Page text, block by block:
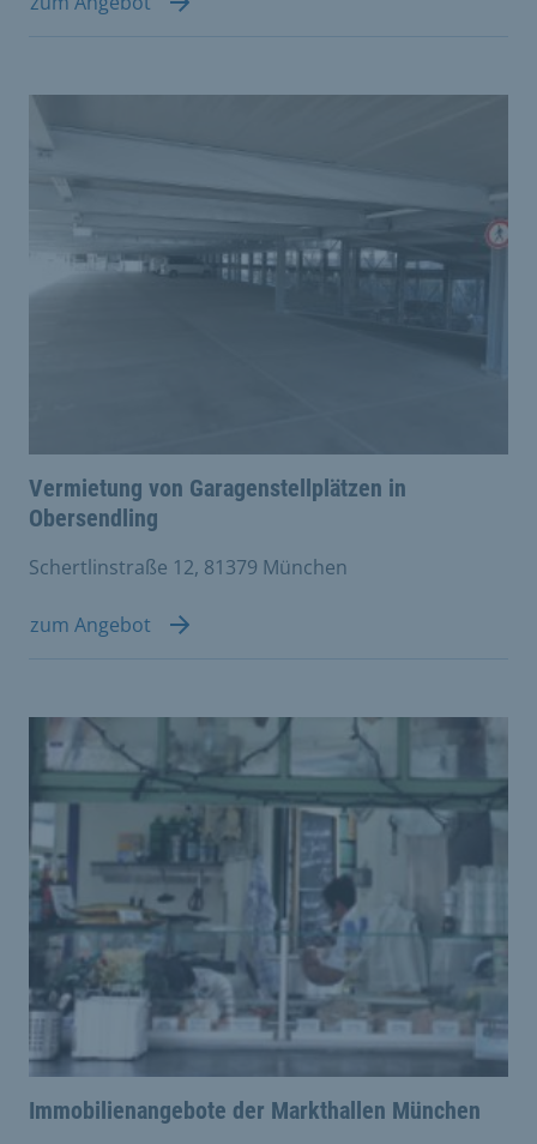
Vermietung von Garagenstellplätzen in
Obersendling
Schertlinstraße 12, 81379 München
zum Angebot
Immobilienangebote der Markthallen München